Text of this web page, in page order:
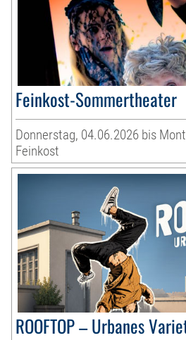
Feinkost-Sommertheater
Donnerstag, 04.06.2026 bis
Feinkost
ROOFTOP – Urbanes